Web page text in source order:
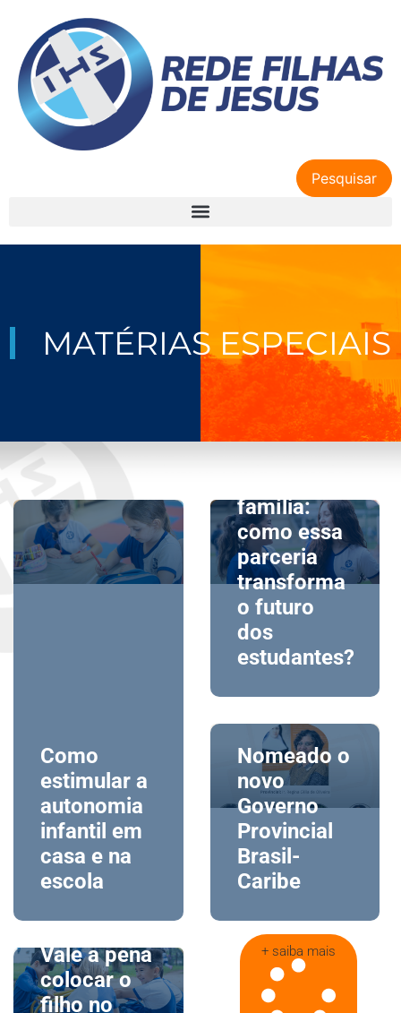
Pesquisar
MATÉRIAS ESPECIAIS
Como
estimular a
autonomia
infantil em
casa e na
escola
família:
como essa
parceria
transforma
o futuro
dos
estudantes?
Nomeado o
novo
Governo
Provincial
Brasil-
Caribe
Vale a pena
colocar o
filho no
+ saiba mais